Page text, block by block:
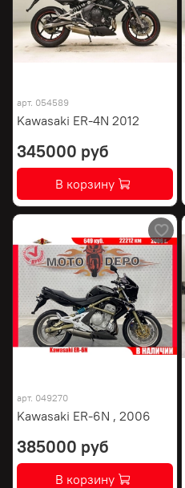
арт. 054589
Kawasaki ER-4N 2012
345000 руб
В корзину
арт. 049270
Kawasaki ER-6N , 2006
385000 руб
В корзину